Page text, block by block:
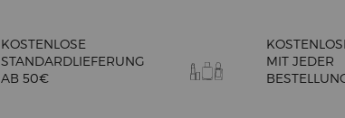
KOSTENLOSE
STANDARDLIEFERUNG
AB 50€
MIT JEDER